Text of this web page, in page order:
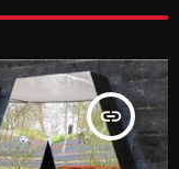
insert_link